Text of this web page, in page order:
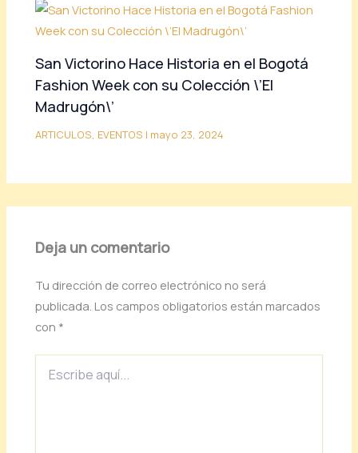
San Victorino Hace Historia en el Bogotá
Fashion Week con su Colección \’El
Madrugón\’
ARTICULOS, EVENTOS | mayo 23, 2024
Deja un comentario
Tu dirección de correo electrónico no será
publicada. Los campos obligatorios están marcados
con *
aquí...